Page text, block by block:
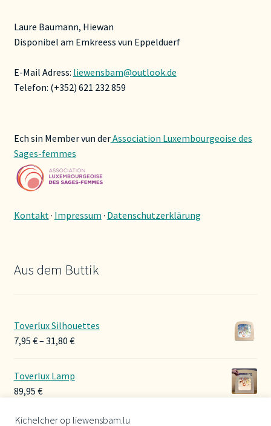
Laure Baumann, Hiewan
Disponibel am Emkreess vun Eppelduerf
E-Mail Adress: liewensbam@outlook.de
Telefon: (+352) 621 232 859
Ech sin Member vun derAssociation Luxembourgeoise des
Sages-femmes
Kontakt · Impressum · Datenschutzerklärung
Aus dem Buttik
Toverlux Silhouettes
7,95 €– 31,80 €Preisspanne:
Toverlux Lamp
89,95 €
Kichelcher op liewensbam.lu